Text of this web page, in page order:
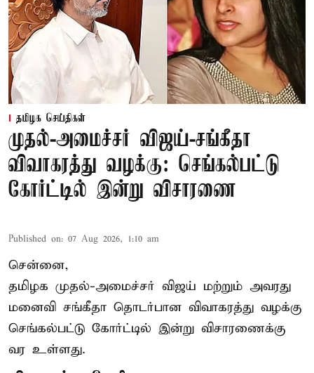
தமிழக செய்திகள்
முதல்-அமைச்சர் விஜய்-சங்கீதா
விவாகரத்து வழக்கு: செங்கல்பட்டு
கோர்ட்டில் இன்று விசாரணை
Published on: 07 Aug 2026, 1:10 am
சென்னை,
தமிழக முதல்-அமைச்சர் விஜய் மற்றும் அவரது
மனைவி சங்கீதா தொடர்பான விவாகரத்து வழக்கு
செங்கல்பட்டு கோர்ட்டில் இன்று விசாரணைக்கு
வர உள்ளது.